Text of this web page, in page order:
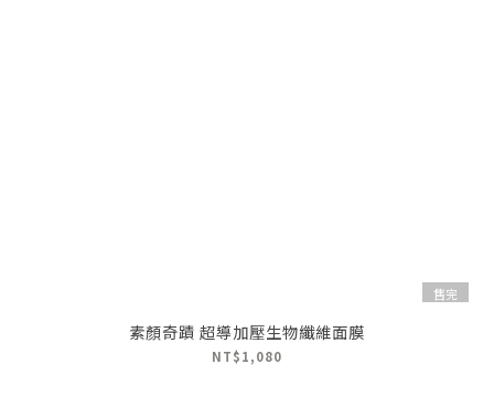
售完
素顏奇蹟 超導加壓生物纖維面膜
NT$1,080